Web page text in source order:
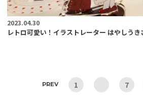
2023.04.30
レトロ可愛い！イラストレーター はやしうき
PREV 1 7